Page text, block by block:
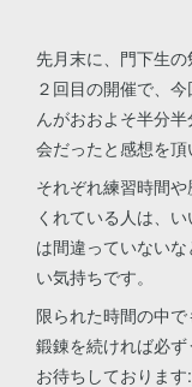
先月末に、門下生
２回目の開催で、
んがおおよそ半分
会だったと感想を頂
それぞれ練習時間
くれている人は、
は間違っていない
い気持ちです。
限られた時間の中
鍛錬を続ければ必ず
お待ちしております